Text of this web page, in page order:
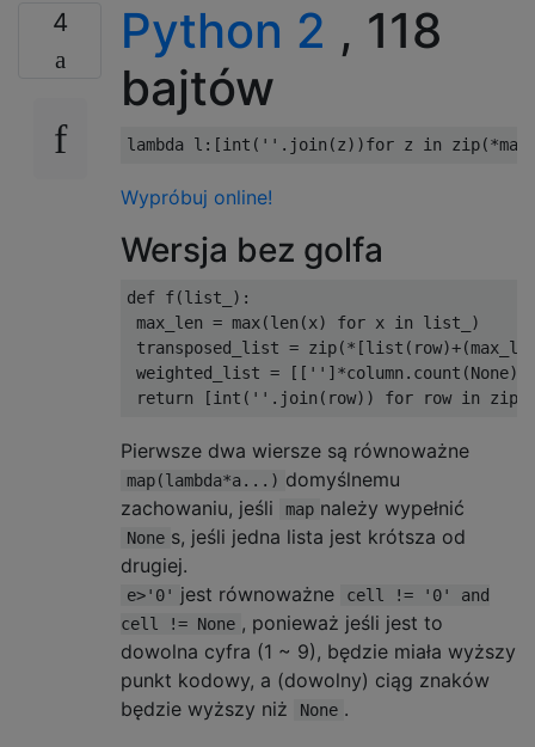
4 Python 2 , 118
bajtów
lambda l :[int ( '' . join (z))for z in zip(*map
Wypróbuj online!
Wersja bez golfa
def f(list_
):
max_len = max(len (x) for x in list_
)
transposed_list = zip(*[list ( row)+(
weighted_list = [[ '' ]*column . count (None
return
[int ( '' . join ( row)) for row in zip
Pierwsze dwa wiersze są równoważne
map(lambda*a...) domyślnemu
zachowaniu, jeśli
map należy wypełnić
None s, jeśli jedna lista jest krótsza od
drugiej.
e>'0' jest równoważne
cell != '0' and
cell != None , ponieważ jeśli jest to
dowolna cyfra (1 ~ 9), będzie miała wyższy
punkt kodowy, a (dowolny) ciąg znaków
będzie wyższy niż
None .